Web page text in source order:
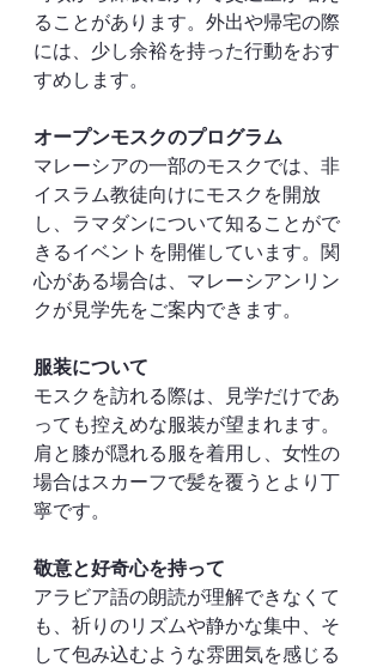
ることがあります。外出や帰宅の際
には、少し余裕を持った行動をおす
すめします。
オープンモスクのプログラム
マレーシアの一部のモスクでは、非
イスラム教徒向けにモスクを開放
し、ラマダンについて知ることがで
きるイベントを開催しています。関
心がある場合は、マレーシアンリン
クが見学先をご案内できます。
服装について
モスクを訪れる際は、見学だけであ
っても控えめな服装が望まれます。
肩と膝が隠れる服を着用し、女性の
場合はスカーフで髪を覆うとより丁
寧です。
敬意と好奇心を持って
アラビア語の朗読が理解できなくて
も、祈りのリズムや静かな集中、そ
して包み込むような雰囲気を感じる